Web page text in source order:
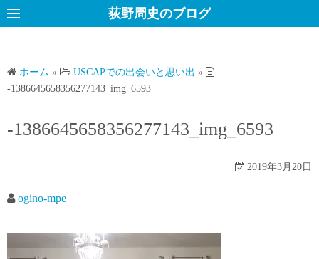
コ
ン
荻野周史のブログ
ホーム » USCAPでの出会いと思い出 »
-1386645658356277143_img_6593
-1386645658356277143_img_6593
2019年3月20日
ogino-mpe